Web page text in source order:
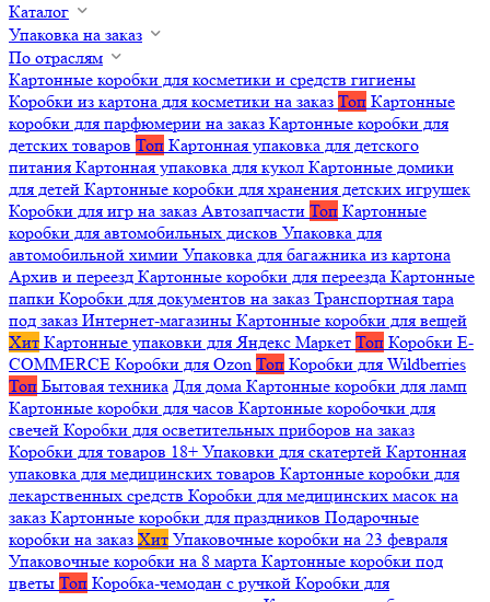
Каталог
Упаковка на заказ
По отраслям
Картонные коробки для косметики и средств гигиены
Коробки из картона для косметики на заказ Топ Картонные
коробки для парфюмерии на заказ Картонные коробки для
детских товаров Топ Картонная упаковка для детского
питания Картонная упаковка для кукол Картонные домики
для детей Картонные коробки для хранения детских игрушек
Коробки для игр на заказ Автозапчасти Топ Картонные
коробки для автомобильных дисков Упаковка для
автомобильной химии Упаковка для багажника из картона
Архив и переезд Картонные коробки для переезда Картонные
папки Коробки для документов на заказ Транспортная тара
под заказ Интернет-магазины Картонные коробки для вещей
Хит Картонные упаковки для Яндекс Маркет Топ Коробки E-
COMMERCE Коробки для Ozon Топ Коробки для Wildberries
Топ Бытовая техника Для дома Картонные коробки для ламп
Картонные коробки для часов Картонные коробочки для
свечей Коробки для осветительных приборов на заказ
Коробки для товаров 18+ Упаковки для скатертей Картонная
упаковка для медицинских товаров Картонные коробки для
лекарственных средств Коробки для медицинских масок на
заказ Картонные коробки для праздников Подарочные
коробки на заказ Хит Упаковочные коробки на 23 февраля
Упаковочные коробки на 8 марта Картонные коробки под
цветы Топ Коробка-чемодан с ручкой Коробки для